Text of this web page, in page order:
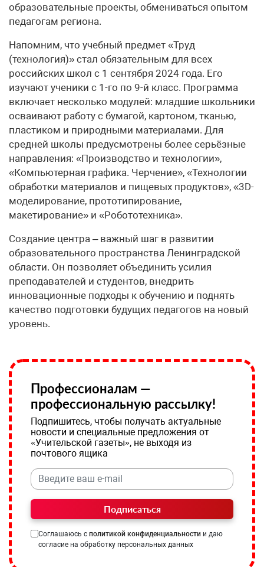
образовательные проекты, обмениваться опытом
педагогам региона.
Напомним, что учебный предмет «Труд
(технология)» стал обязательным для всех
российских школ с 1 сентября 2024 года. Его
изучают ученики с 1-го по 9-й класс. Программа
включает несколько модулей: младшие школьники
осваивают работу с бумагой, картоном, тканью,
пластиком и природными материалами. Для
средней школы предусмотрены более серьёзные
направления: «Производство и технологии»,
«Компьютерная графика. Черчение», «Технологии
обработки материалов и пищевых продуктов», «3D-
моделирование, прототипирование,
макетирование» и «Робототехника».
Создание центра – важный шаг в развитии
образовательного пространства Ленинградской
области. Он позволяет объединить усилия
преподавателей и студентов, внедрить
инновационные подходы к обучению и поднять
качество подготовки будущих педагогов на новый
уровень.
Профессионалам —
профессиональную рассылку!
Подпишитесь, чтобы получать актуальные
новости и специальные предложения от
«Учительской газеты», не выходя из
почтового ящика
Подписаться
Соглашаюсь с политикой конфиденциальности и даю
согласие на обработку персональных данных